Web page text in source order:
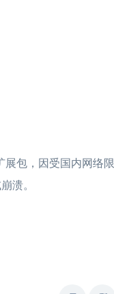
展包，因受国内网络限
溃。